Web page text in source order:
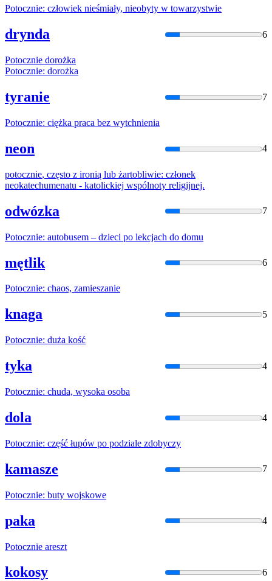
Potocznie: człowiek nieśmiały, nieobyty w towarzystwie
drynda 6
Potocznie dorożka
Potocznie: dorożka
tyranie 7
Potocznie: ciężka praca bez wytchnienia
neon 4
potocznie, często z ironią lub żartobliwie: członek
neokatechumenatu - katolickiej wspólnoty religijnej.
odwózka 7
Potocznie: autobusem – dzieci po lekcjach do domu
mętlik 6
Potocznie: chaos, zamieszanie
knaga 5
Potocznie: duża kość
tyka 4
Potocznie: chuda, wysoka osoba
dola 4
Potocznie: część łupów po podziale zdobyczy
kamasze 7
Potocznie: buty wojskowe
paka 4
Potocznie areszt
kokosy 6